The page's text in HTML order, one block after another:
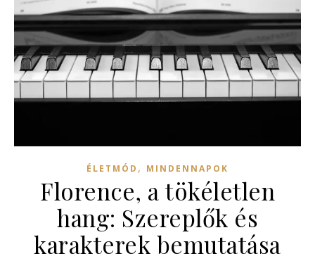
ÉLETMÓD , MINDENNAPOK
Florence, a tökéletlen
hang: Szereplők és
karakterek bemutatása